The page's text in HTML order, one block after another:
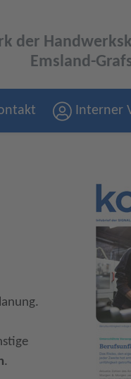
der
Emsland-
Interner
.